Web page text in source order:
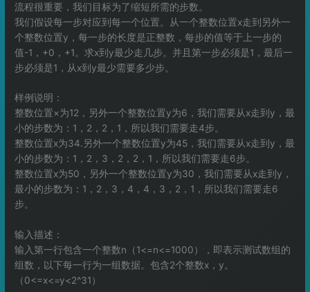
流程很重要，我们目标为了缩短所需的步数。
我们假设每一步对应到每一个位置。从一个整数位置x走到另外一
个整数位置y，每一步的长度是正整数，每步的值等于上一步的
值-1，+0，+1。求x到y最少走几步。并且第一步必须是1，最后一
步必须是1，从x到y最少需要多少步。
样例说明：
整数位置×为12，另外一个整数位置y为6，我们需要从x走到y，最
小的步数为：1，2，2，1，所以我们需要走4步。
整数位置x为34.另外一个整数位置y为45，我们需要从x走到y，最
小的步数为：1，2，3，2，2，1，所以我们需要走6步。
整数位置x为50，另外一个整数位置y为30，我们需要从x走到y，
最小的步数为：1，2，3，4，4，3，2，1，所以我们需要走6
步。
输入描述：
输入第一行包含一个整数n（1<=n<=1000），即表示测试数组的
组数，以下每一行为一组数据。包含2个整数x，y。
（0<=x<=y<2^31）